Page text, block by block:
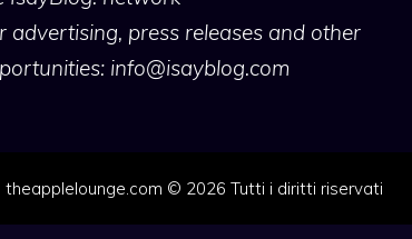
advertising, press releases and other
info@isayblog.com
theapplelounge.com © 2026 Tutti i diritti riservati